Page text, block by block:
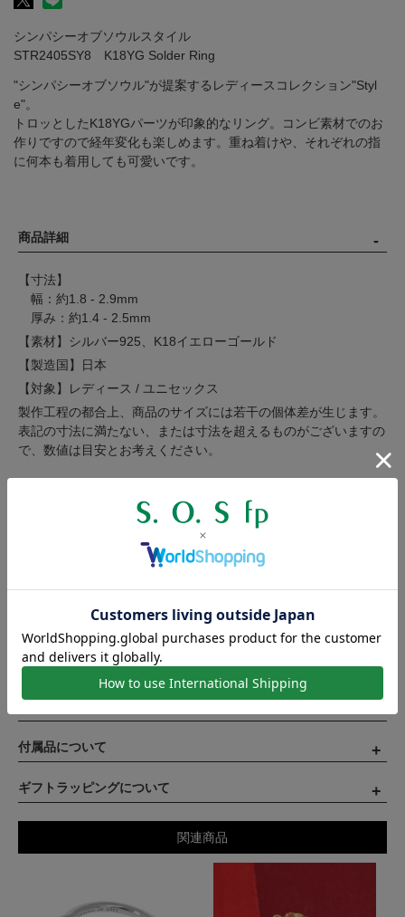
シンパシーオブソウルスタイル
STR2405SY8 K18YG Solder Ring
"シンパシーオブソウル"が提案するレディースコレクション"Styl
e"。
トロッとしたK18YGパーツが印象的なリング。コンビ素材でのお
作りですので経年変化も楽しめます。重ね着けや、それぞれの指
に何本も着用しても可愛いです。
商品詳細
【寸法】
幅：約1.8 - 2.9mm
厚み：約1.4 - 2.5mm
【素材】シルバー925、K18イエローゴールド
【製造国】日本
【対象】レディース / ユニセックス
製作工程の都合上、商品のサイズには若干の個体差が生じます。
表記の寸法に満たない、または寸法を超えるものがございますの
で、数値は目安とお考えください。
｜サイズによっては新規製作（納期1ヶ月半）となります。
在庫・ご注文について
付属品について
ギフトラッピングについて
関連商品